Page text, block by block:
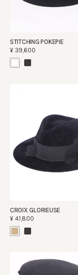
STITCHING POKEPIE
¥39,600
CROIX GLORIEUSE
¥41,800